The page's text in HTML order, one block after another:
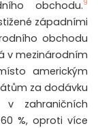
obchodu.9
západními
obchodu
v mezinárodním
americkým
za dodávku
zahraničních
%, oproti více